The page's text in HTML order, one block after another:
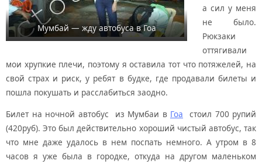
Мумбай — жду автобуса в Гоа
а сил у меня
не было.
Рюкзаки
оттягивали
мои хрупкие плечи, поэтому я оставила тот что потяжелей, на
свой страх и риск, у ребят в будке, где продавали билеты и
пошла покушать и расслабиться заодно.
Билет на ночной автобус из Мумбаи в Гоа стоил 700 рупий
(420руб). Это был действительно хороший чистый автобус, так
что мне даже удалось в нем поспать немного. А утром в 8
часов я уже была в городке, откуда на другом маленьком